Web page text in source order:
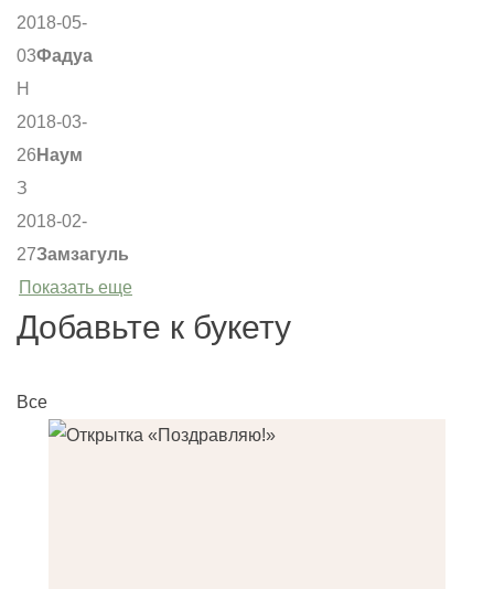
2018-05-
03Фадуа
Н
2018-03-
26 Наум
З
2018-02-
27Замзагуль
Показать еще
Добавьте к букету
Все